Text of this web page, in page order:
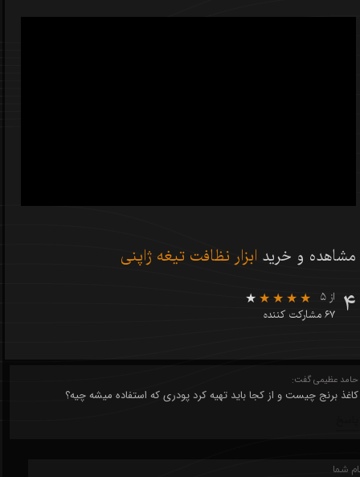
مشاهده و خرید ابزار نظافت تیغه ژاپنی
۴ از ۵
۶۷ مشارکت کننده
حامد عظیمی گفت:
کاغذ برنج چیست و از کجا باید تهیه کرد پودری که استفاده میشه چیه؟